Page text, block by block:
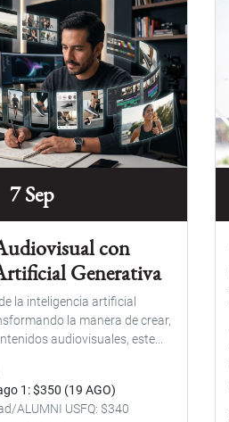
7 Sep
con
Generativa
la inteligencia artificial
la manera de crear,
audiovisuales, este...
1: $350 (19 AGO)
ALUMNI USFQ: $340